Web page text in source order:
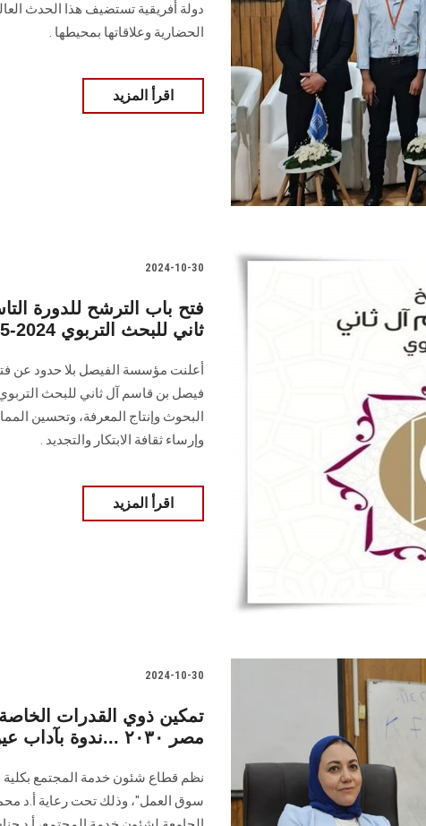
دولة أفريقية تستضيف هذا الحدث
الحضارية وعلاقاتها بمحيطها ‎.‎
اقرأ المزيد
2024-10-30
فتح باب الترشح للدورة
ثاني للبحث التربوي 2024-2025
أعلنت مؤسسة الفيصل بلا حدود عن
البحوث وإنتاج ‏المعرفة، وتحسين
وإرساء ثقافة الابتكار ‏والتجديد ‎.‎
اقرأ المزيد
2024-10-30
تمكين ذوي القدرات
مصر ٢٠٣٠ ...ندوة بآداب عين شمس
نظم قطاع شئون خدمة المجتمع بكلية
سوق العمل"، وذلك تحت رعاية أ.د